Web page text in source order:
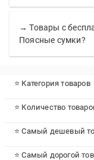
→ Товары с
Поясные сумки?
⭐ Категория товаров
⭐ Количество
⭐ Самый дешевый
⭐ Самый дорогой